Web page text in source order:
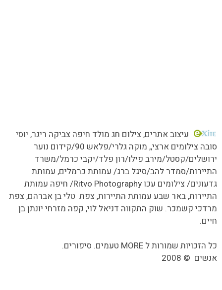
עיצוב אתרים, צילום חג מולד חיפה צביקה ריגר, יוסי
סובה צילומים ארצי,, מוקה גלרי/
פלאש 90/קידום נוער
ירושלים/קסטל/מירב פילו/רון פלד/יקבי כרמל/משרד
התיירות/סמדר להב/סיגל ברג/ עמותת כרמלים, עמותת
גדעונים/ צילומים עכו Ritvo Photography/ חיפה עמותת
התיירות, באר שבע עמותת התיירות, צפת טלי בן אברהם, צפת
מרדכי קשמכר. שוק התקווה דניאל לוי, קפה מזרחי יונתן בן
חיים.
כל הזכויות שמורות ל MORE טעמים. סיפורים.
אנשים ©
2008